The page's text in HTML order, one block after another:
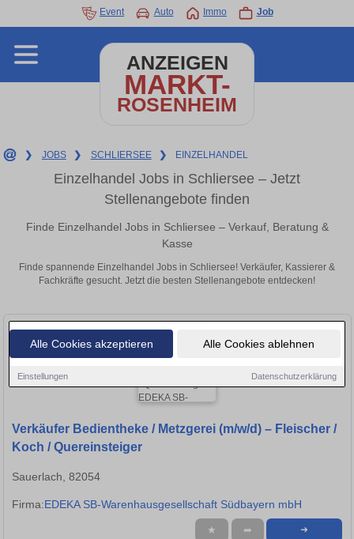
Alle Cookies akzeptieren Alle Cookies ablehnen
Einstellungen Datenschutzerklärung
Event Auto Immo Job
ANZEIGEN
MARKT-
ROSENHEIM
❯ JOBS ❯ SCHLIERSEE ❯ EINZELHANDEL
Einzelhandel Jobs in Schliersee – Jetzt
Stellenangebote finden
Finde Einzelhandel Jobs in Schliersee – Verkauf, Beratung &
Kasse
Finde spannende Einzelhandel Jobs in Schliersee! Verkäufer, Kassierer &
Fachkräfte gesucht. Jetzt die besten Stellenangebote entdecken!
Verkäufer Bedientheke / Metzgerei (m/w/d) – Fleischer /
Koch / Quereinsteiger
Sauerlach, 82054
Firma:EDEKA SB-Warenhausgesellschaft Südbayern mbH
★ ➦ ➜